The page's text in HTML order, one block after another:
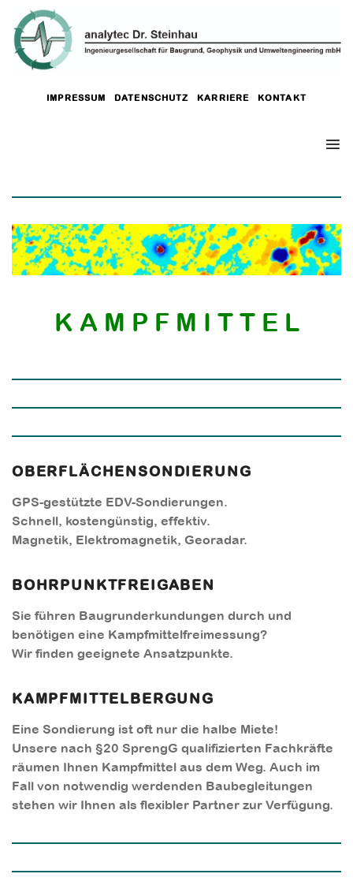
IMPRESSUM DATENSCHUTZ KARRIERE KONTAKT
K A M P F M I T T E L
OBERFLÄCHENSONDIERUNG
GPS-gestützte EDV-Sondierungen.
Schnell, kostengünstig, effektiv.
Magnetik, Elektromagnetik, Georadar.
BOHRPUNKTFREIGABEN
Sie führen Baugrunderkundungen durch und
benötigen eine Kampfmittelfreimessung?
Wir finden geeignete Ansatzpunkte.
KAMPFMITTELBERGUNG
Eine Sondierung ist oft nur die halbe Miete!
Unsere nach §20 SprengG qualifizierten Fachkräfte
räumen Ihnen Kampfmittel aus dem Weg. Auch im
Fall von notwendig werdenden Baubegleitungen
stehen wir Ihnen als flexibler Partner zur Verfügung.